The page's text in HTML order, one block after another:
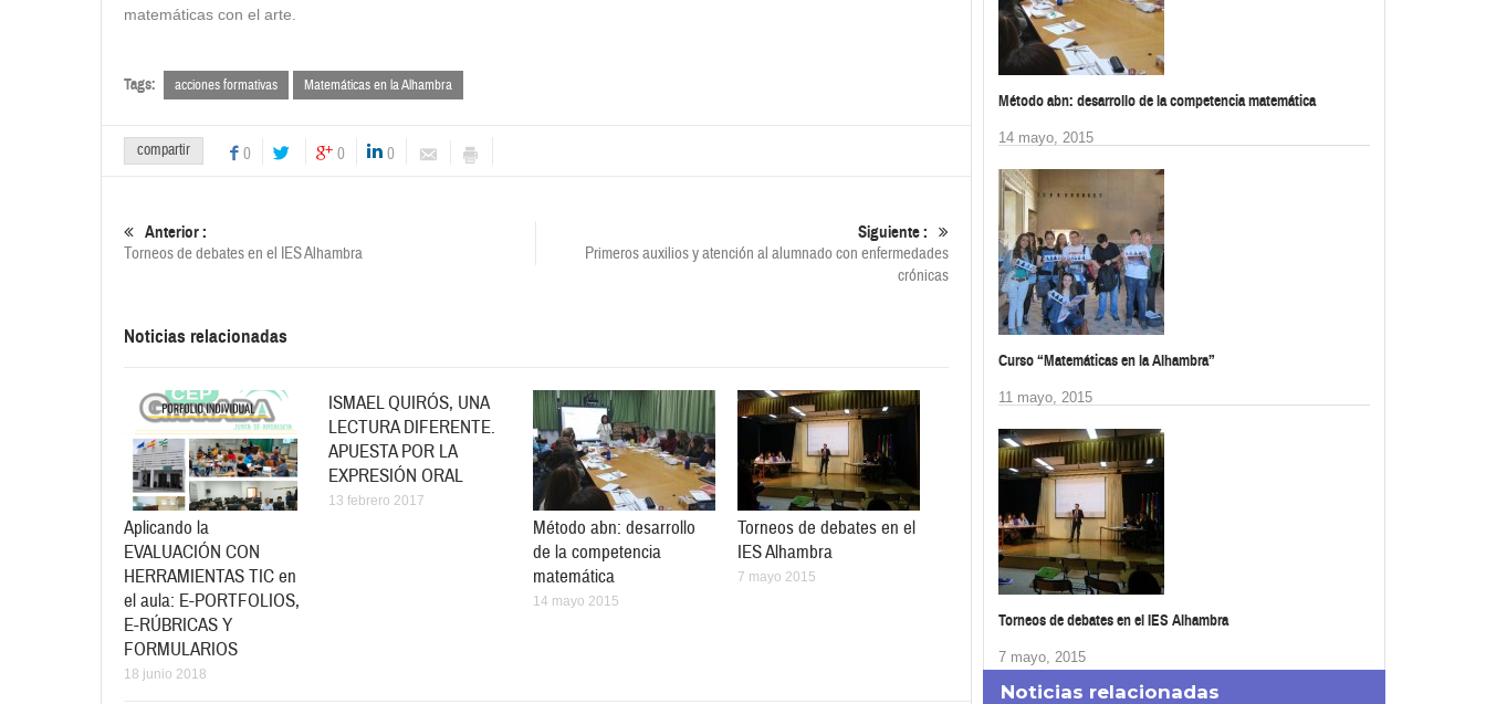
matemáticas con el arte.
Tags: acciones formativas Matemáticas en la Alhambra
compartir 0 0 0
Anterior :
Torneos de debates en el IES Alhambra
Siguiente :
Primeros auxilios y atención al alumnado con enfermedades
crónicas
Noticias relacionadas
Aplicando la
EVALUACIÓN CON
HERRAMIENTAS TIC en
el aula: E-PORTFOLIOS,
E-RÚBRICAS Y
FORMULARIOS
18 junio 2018
ISMAEL QUIRÓS, UNA
LECTURA DIFERENTE.
APUESTA POR LA
EXPRESIÓN ORAL
13 febrero 2017
Método abn: desarrollo
de la competencia
matemática
14 mayo 2015
Torneos de debates en el
IES Alhambra
7 mayo 2015
Método abn: desarrollo de la competencia matemática
14 mayo, 2015
Curso “Matemáticas en la Alhambra”
11 mayo, 2015
Torneos de debates en el IES Alhambra
7 mayo, 2015
Noticias relacionadas